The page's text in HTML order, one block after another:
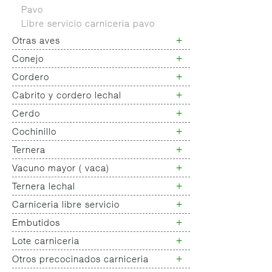
Fiambres lonchas pastas finas
Productos pls vegetarianos
Salchichas tipo winer
Salchichas tipo jumbo gruesas
Salchichas alemanas
Pavo
Libre servicio carniceria pavo
Otras aves
+
Otras aves
Conejo +
Conejo
Cordero +
Cordero
Cabrito y cordero lechal +
Cabrito y cordero lechal
Cerdo +
Cerdo
Libre servicio carniceria cerdo
Cochinillo +
Cochinillo
Ternera +
Ternera
Vacuno mayor ( vaca) +
Vacuno mayor
Ternera lechal +
Ternera lechal
Carniceria libre servicio +
Pollo libre servicio
Pollo campo libre servicio
Pavo libre servicio
Conejo libre servicio
Embutidos +
Embutidos
Lote carniceria +
Lote carniceria
Otros precocinados carniceria +